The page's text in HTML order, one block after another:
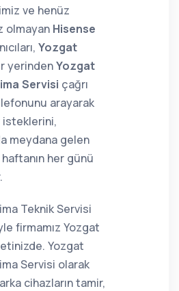
ve henüz
olmayan Hisense
Yozgat
yerindenYozgat
Servisi çağrı
arayarak
isteklerini,
meydana gelen
haftanın her günü
Teknik Servisi
firmamız Yozgat
Yozgat
Servisi olarak
cihazların tamir,